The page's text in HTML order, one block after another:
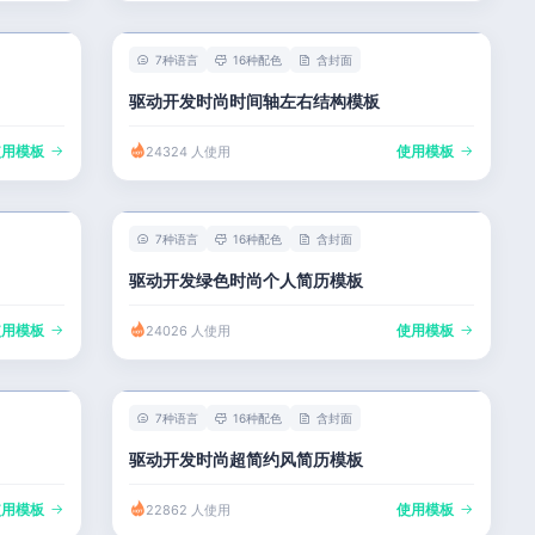
模板
7种语言 16种配色 含封面
驱动开发时尚时间轴左右结构模板
24324 人使用 使用模板
模板
7种语言 16种配色 含封面
驱动开发绿色时尚个人简历模板
24026 人使用 使用模板
模板
7种语言 16种配色 含封面
驱动开发时尚超简约风简历模板
22862 人使用 使用模板